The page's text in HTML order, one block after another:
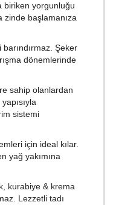
biriken yorgunluğu
zinde başlamanıza
Şeker
dönemlerinde
sahip olanlardan
sistemi
için ideal kılar.
yağ yakımına
kurabiye & krema
Lezzetli tadı